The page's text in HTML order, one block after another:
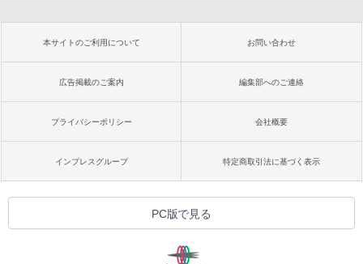
本サイトのご利用について お問い合わせ
広告掲載のご案内 編集部へのご連絡
プライバシーポリシー 会社概要
インプレスグループ 特定商取引法に基づく表示
PC版で見る